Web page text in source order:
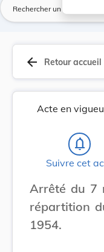
arrow_back Retour accueil
Acte en
notifications_none
Suivre cet
Arrêté du 7
répartition
1954.